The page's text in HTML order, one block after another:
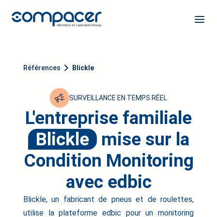
Références Blickle
SURVEILLANCE EN TEMPS RÉEL
L'entreprise familiale
Blickle mise sur la
Condition Monitoring
avec edbic
Blickle, un fabricant de pneus et de roulettes,
utilise la plateforme edbic pour un monitoring